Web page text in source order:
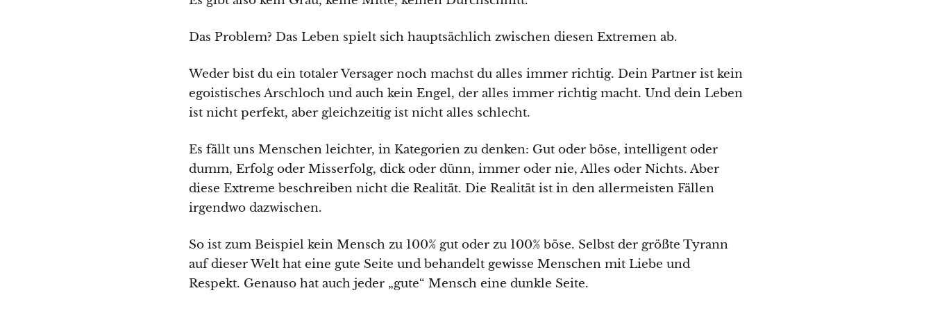
Das Problem? Das Leben spielt sich hauptsächlich zwischen diesen Extremen ab.
Weder bist du ein totaler Versager noch machst du alles immer richtig. Dein Partner ist kein
egoistisches Arschloch und auch kein Engel, der alles immer richtig macht. Und dein Leben
ist nicht perfekt, aber gleichzeitig ist nicht alles schlecht.
Es fällt uns Menschen leichter, in Kategorien zu denken: Gut oder böse, intelligent oder
dumm, Erfolg oder Misserfolg, dick oder dünn, immer oder nie, Alles oder Nichts. Aber
diese Extreme beschreiben nicht die Realität. Die Realität ist in den allermeisten Fällen
irgendwo dazwischen.
So ist zum Beispiel kein Mensch zu 100% gut oder zu 100% böse. Selbst der größte Tyrann
auf dieser Welt hat eine gute Seite und behandelt gewisse Menschen mit Liebe und
Respekt. Genauso hat auch jeder „gute“ Mensch eine dunkle Seite.